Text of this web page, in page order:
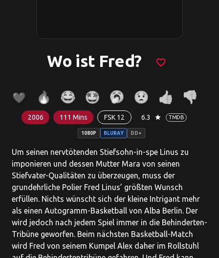
Wo ist Fred? favorite_border
2006 111 Mins FSK 12 6.3 star TMDB
1080P BLURAY DD+
Um seinen nervtötenden Stiefsohn-in-spe Linus zu
imponieren und dessen Mutter Mara von seinen
Stiefvater-Qualitäten zu überzeugen, muss der
grundehrliche Polier Fred Linus’ größten Wunsch
erfüllen. Nichts wünscht sich der kleine Intrigant mehr
als einen Autogramm-Basketball von Alba Berlin. Der
wird jedoch nach jedem Spiel immer in die Behinderten-
Tribüne geworfen. Beim nächsten Basketball-Match
wird Fred von seinem Kumpel Alex daher im Rollstuhl